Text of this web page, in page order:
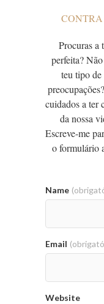
Procuras a
perfeita?
teu tipo de
cuidados a ter
da nossa
Escreve-me
o formulário
Name
Email
Website